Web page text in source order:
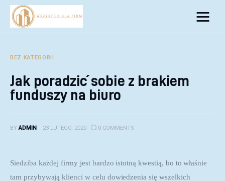
Biznes
Inwestycje
Rozwój
Porady
BEZ KATEGORII
Jak poradzić sobie z brakiem
funduszy na biuro
BY ADMIN 23 LUTEGO, 2020 0 COMMENTS
Siedziba każdej firmy jest bardzo istotną kwestią, bo to właśnie
tam przybywają klienci w celu dowiedzenia się wszelkich